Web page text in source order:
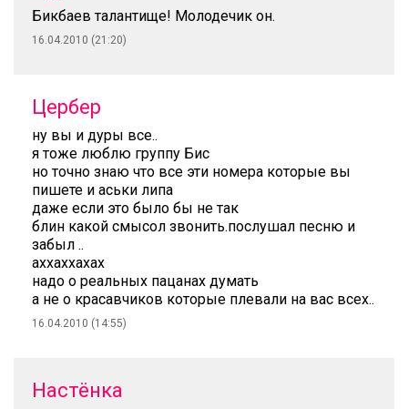
Бикбаев талантище! Молодечик он.
16.04.2010 (21:20)
Цербер
ну вы и дуры все..
я тоже люблю группу Бис
но точно знаю что все эти номера которые вы
пишете и аськи липа
даже если это было бы не так
блин какой смысол звонить.послушал песню и
забыл ..
аххаххахах
надо о реальных пацанах думать
а не о красавчиков которые плевали на вас всех..
16.04.2010 (14:55)
Настёнка